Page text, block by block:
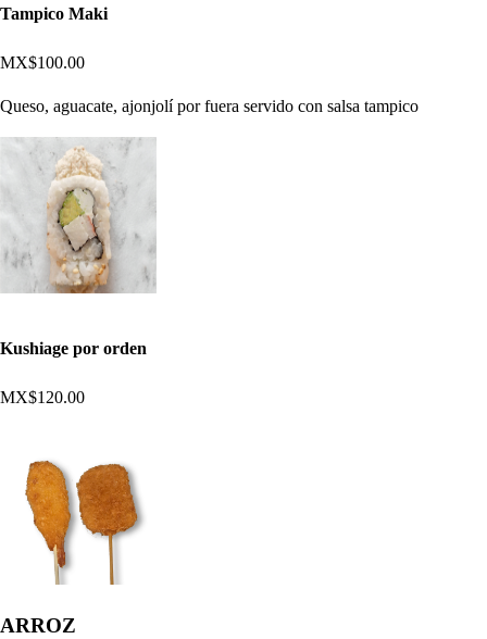
Tampico Maki
MX$100.00
Queso, aguacate, ajonjolí por fuera servido con salsa tampico
Kushiage por orden
MX$120.00
ARROZ